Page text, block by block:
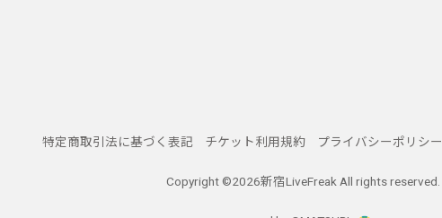
特定商取引法に基づく表記 チケット利用規約 プライバシーポリシー
Copyright ©2026新宿LiveFreak All rights reserved.